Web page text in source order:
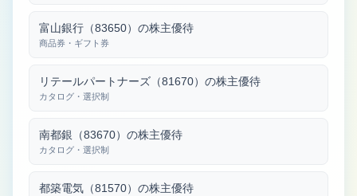
富山銀行（83650）の株主優待
商品券・ギフト券
リテールパートナーズ（81670）の株主優待
カタログ・選択制
南都銀（83670）の株主優待
カタログ・選択制
都築電気（81570）の株主優待